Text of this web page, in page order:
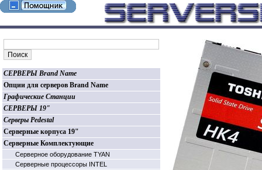
СЕРВЕРЫ Brand Name
Опции для серверов Brand Name
Графические Станции
СЕРВЕРЫ 19"
Серверы Pedestal
Серверные корпуса 19"
Серверные Комплектующие
Серверное оборудование TYAN
Серверные процессоры INTEL